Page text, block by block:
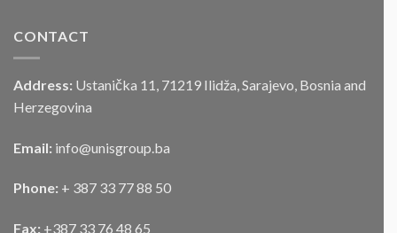
CONTACT
Address: Ustanička 11, 71219 Ilidža, Sarajevo, Bosnia and
Herzegovina
Email: info@unisgroup.ba
Phone: + 387 33 77 88 50
Fax: +387 33 76 48 65